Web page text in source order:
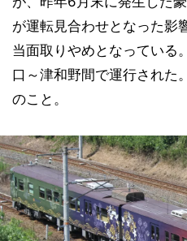
が運転見合わせとなった影
当面取りやめとなっている
口～津和野間で運行された
のこと。